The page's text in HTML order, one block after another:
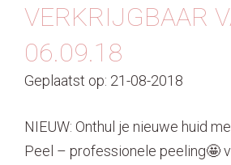
VERKRIJGBAAR
06.09.18
Geplaatst op: 21-08-2018
NIEUW: Onthul je nieuwe huid
Peel – professionele peeling🤩